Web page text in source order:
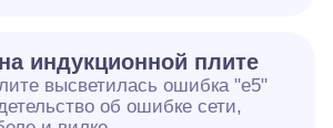
индукционной плите
высветилась ошибка "е5"
об ошибке сети,